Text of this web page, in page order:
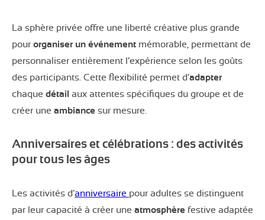
La sphère privée offre une liberté créative plus grande
pour organiser un événement mémorable, permettant de
personnaliser entièrement l’expérience selon les goûts
des participants. Cette flexibilité permet d’adapter
chaque détail aux attentes spécifiques du groupe et de
créer une ambiance sur mesure.
Anniversaires et célébrations : des activités
pour tous les âges
Les activités d’anniversaire pour adultes se distinguent
par leur capacité à créer une atmosphère festive adaptée